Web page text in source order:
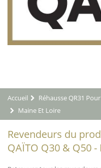
Accueil Réhausse QR31
Maine Et Loire
Revendeurs du
QAÏTO Q30 & Q50